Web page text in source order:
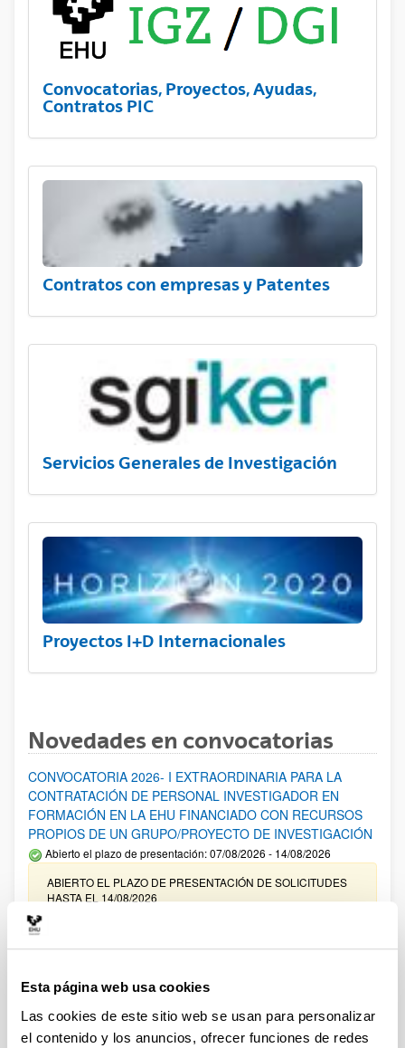
Esta página web usa cookies
Las cookies de este sitio web se usan para personalizar
el contenido y los anuncios, ofrecer funciones de redes
Convocatorias, Proyectos, Ayudas,
Contratos PIC
Contratos con empresas y Patentes
Servicios Generales de Investigación
Proyectos I+D Internacionales
Novedades en convocatorias
CONVOCATORIA 2026- I EXTRAORDINARIA PARA LA
CONTRATACIÓN DE PERSONAL INVESTIGADOR EN
FORMACIÓN EN LA EHU FINANCIADO CON RECURSOS
PROPIOS DE UN GRUPO/PROYECTO DE INVESTIGACIÓN
Abierto el plazo de presentación: 07/08/2026 - 14/08/2026
ABIERTO EL PLAZO DE PRESENTACIÓN DE SOLICITUDES
HASTA EL 14/08/2026
Ayudas para financiación de la adquisición y renovación de
UPV/EHU 2026
Trámite abierto
25/03/2026: Corrección de errores del listado provisional de
solicitudes admitidas y excluidas. 23/03/2026: Relación